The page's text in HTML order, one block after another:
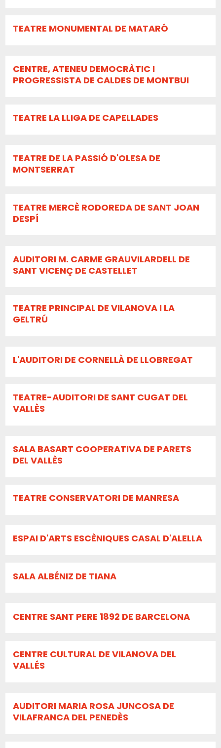
TEATRE MONUMENTAL DE MATARÓ
CENTRE, ATENEU DEMOCRÀTIC I
PROGRESSISTA DE CALDES DE MONTBUI
TEATRE LA LLIGA DE CAPELLADES
TEATRE DE LA PASSIÓ D'OLESA DE
MONTSERRAT
TEATRE MERCÈ RODOREDA DE SANT JOAN
DESPÍ
AUDITORI M. CARME GRAUVILARDELL DE
SANT VICENÇ DE CASTELLET
TEATRE PRINCIPAL DE VILANOVA I LA
GELTRÚ
L'AUDITORI DE CORNELLÀ DE LLOBREGAT
TEATRE-AUDITORI DE SANT CUGAT DEL
VALLÈS
SALA BASART COOPERATIVA DE PARETS
DEL VALLÈS
TEATRE CONSERVATORI DE MANRESA
ESPAI D'ARTS ESCÈNIQUES CASAL D'ALELLA
SALA ALBÉNIZ DE TIANA
CENTRE SANT PERE 1892 DE BARCELONA
CENTRE CULTURAL DE VILANOVA DEL
VALLÉS
AUDITORI MARIA ROSA JUNCOSA DE
VILAFRANCA DEL PENEDÈS